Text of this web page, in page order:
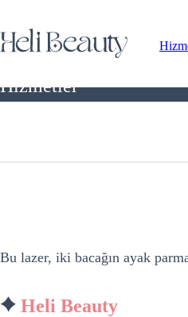
Hizmetler
Bu lazer, iki bacağın ayak
Heli Beauty